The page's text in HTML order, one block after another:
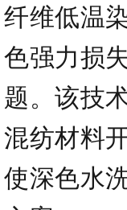
纤维低温
色强力损
题。该技
混纺材料
使深色水